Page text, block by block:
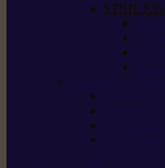
STIHL Kits